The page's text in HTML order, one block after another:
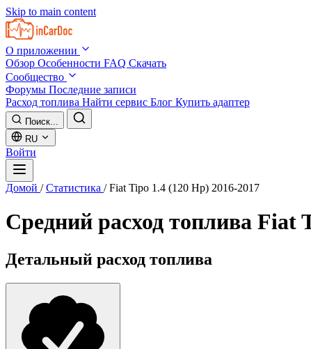
Skip to main content
О приложении
Обзор Особенности FAQ Скачать
Сообщество
Форумы Последние записи
Расход топлива Найти сервис Блог Купить адаптер
Поиск...
RU
Войти
Домой / Статистика / Fiat Tipo 1.4 (120 Hp) 2016-2017
Средний расход топлива Fiat
Детальный расход топлива